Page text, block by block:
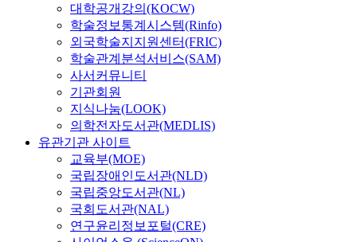
대학공개강의(KOCW)
학술정보통계시스템(Rinfo)
외국학술지지원센터(FRIC)
학술관계분석서비스(SAM)
사서커뮤니티
기관회원
지식나눔(LOOK)
의학전자도서관(MEDLIS)
유관기관 사이트
교육부(MOE)
국립장애인도서관(NLD)
국립중앙도서관(NL)
국회도서관(NAL)
연구윤리정보포털(CRE)